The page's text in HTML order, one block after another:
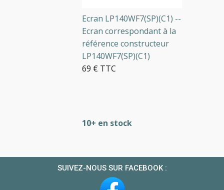
10+ en stock
Ecran LP140WF7(SP)(C1) --
Ecran correspondant à la
référence constructeur
LP140WF7(SP)(C1)
69 € TTC
SUIVEZ-NOUS SUR FACEBOOK :